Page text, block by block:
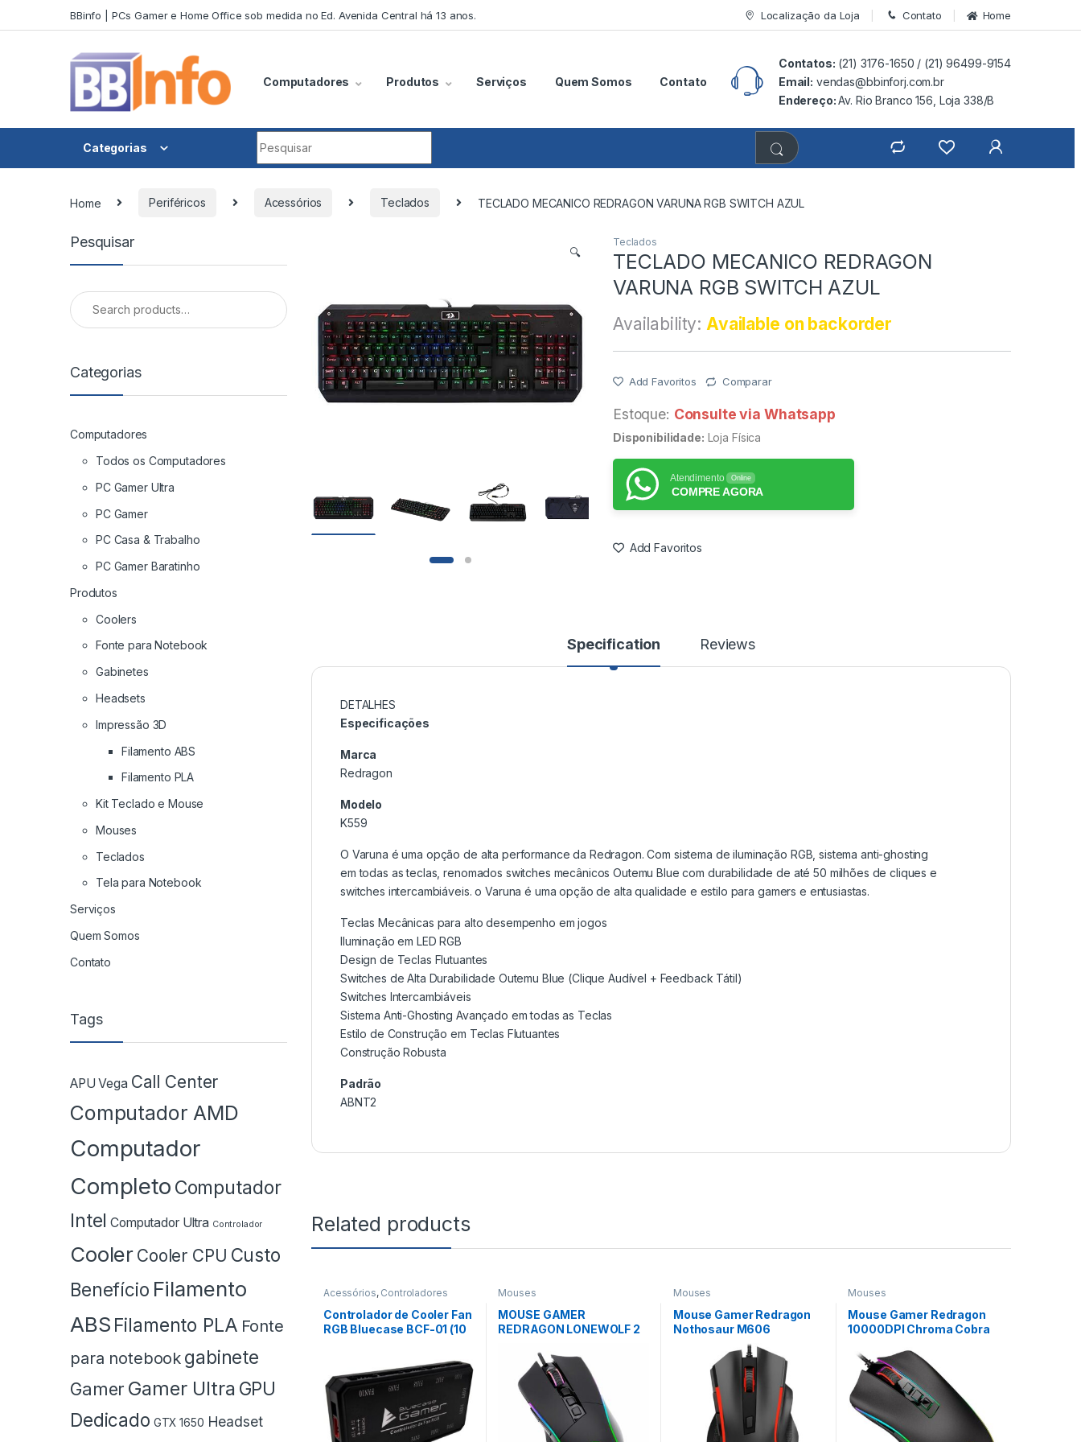
BBinfo | PCs Gamer e Home Office sob medida no Ed. Avenida Central há 13 anos. Localização da Loja Contato Home
Computadores Produtos Serviços Quem Somos Contato
Contatos: (21) 3176-1650 / (21) 96499-9154
Email: vendas@bbinforj.com.br
Endereço:Av. Rio Branco 156, Loja 338/B
Categorias
Home Periféricos Acessórios Teclados TECLADO MECANICO REDRAGON VARUNA RGB SWITCH AZUL
🔍
Teclados
TECLADO MECANICO REDRAGON
VARUNA RGB SWITCH AZUL
Availability:Available on backorder
Add Favoritos Comparar
Estoque: Consulte via Whatsapp
Disponibilidade: Loja Física
Atendimento Online
COMPRE AGORA
Add Favoritos
Specification Reviews
DETALHES
Especificações
Marca
Redragon
Modelo
K559
O Varuna é uma opção de alta performance da Redragon. Com sistema de iluminação RGB, sistema anti-ghosting
em todas as teclas, renomados switches mecânicos Outemu Blue com durabilidade de até 50 milhões de cliques e
switches intercambiáveis. o Varuna é uma opção de alta qualidade e estilo para gamers e entusiastas.
Teclas Mecânicas para alto desempenho em jogos
Iluminação em LED RGB
Design de Teclas Flutuantes
Switches de Alta Durabilidade Outemu Blue (Clique Audível + Feedback Tátil)
Switches Intercambiáveis
Sistema Anti-Ghosting Avançado em todas as Teclas
Estilo de Construção em Teclas Flutuantes
Construção Robusta
Padrão
ABNT2
Related products
Acessórios, Controladores
Controlador de Cooler Fan
RGB Bluecase BCF-01 (10
Mouses
MOUSE GAMER
REDRAGON LONEWOLF 2
Mouses
Mouse Gamer Redragon
Nothosaur M606
Mouses
Mouse Gamer Redragon
10000DPI Chroma Cobra
Pesquisar
Search for:
Categorias
Computadores
Todos os Computadores
PC Gamer Ultra
PC Gamer
PC Casa & Trabalho
PC Gamer Baratinho
Produtos
Coolers
Fonte para Notebook
Gabinetes
Headsets
Impressão 3D
Filamento ABS
Filamento PLA
Kit Teclado e Mouse
Mouses
Teclados
Tela para Notebook
Serviços
Quem Somos
Contato
Tags
APU Vega Call Center
Computador AMD
Computador
Completo Computador
Intel Computador Ultra Controlador
Cooler Cooler CPU Custo
Benefício Filamento
ABS Filamento PLA Fonte
para notebook gabinete
Gamer Gamer Ultra GPU
Dedicado GTX 1650 Headset